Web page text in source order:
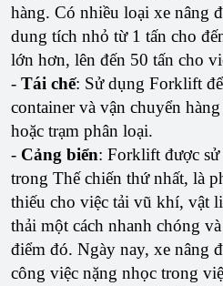
hàng. Có nhiều loại xe nâng
dung tích nhỏ từ 1 tấn cho
lớn hơn, lên đến 50 tấn cho
- Tái chế: Sử dụng Forklift
container và vận chuyển
hoặc trạm phân loại.
- Cảng biển: Forklift được sử
trong Thế chiến thứ nhất, là
thiếu cho việc tải vũ khí, vật
thải một cách nhanh chóng
điểm đó. Ngày nay, xe nâng
công việc nặng nhọc trong